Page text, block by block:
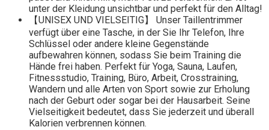
unter der Kleidung unsichtbar und perfekt für den Alltag!
【UNISEX UND VIELSEITIG】 Unser Taillentrimmer
verfügt über eine Tasche, in der Sie Ihr Telefon, Ihre
Schlüssel oder andere kleine Gegenstände
aufbewahren können, sodass Sie beim Training die
Hände frei haben. Perfekt für Yoga, Sauna, Laufen,
Fitnessstudio, Training, Büro, Arbeit, Crosstraining,
Wandern und alle Arten von Sport sowie zur Erholung
nach der Geburt oder sogar bei der Hausarbeit. Seine
Vielseitigkeit bedeutet, dass Sie jederzeit und überall
Kalorien verbrennen können.